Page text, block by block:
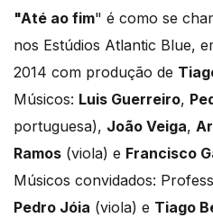
"Até ao fim" é como se
nos Estúdios Atlantic Blue,
2014 com produção de
Músicos: Luis Guerreiro,
portuguesa), João Veiga,
Ramos (viola) e Francisco
Músicos convidados:
Pedro Jóia (viola) e Tiago